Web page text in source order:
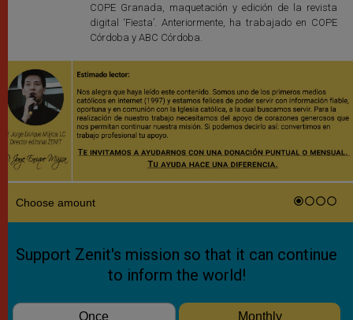
COPE Granada, maquetación y edición de la revista
digital ‘Fiesta’. Anteriormente, ha trabajado en COPE
Córdoba y ABC Córdoba.